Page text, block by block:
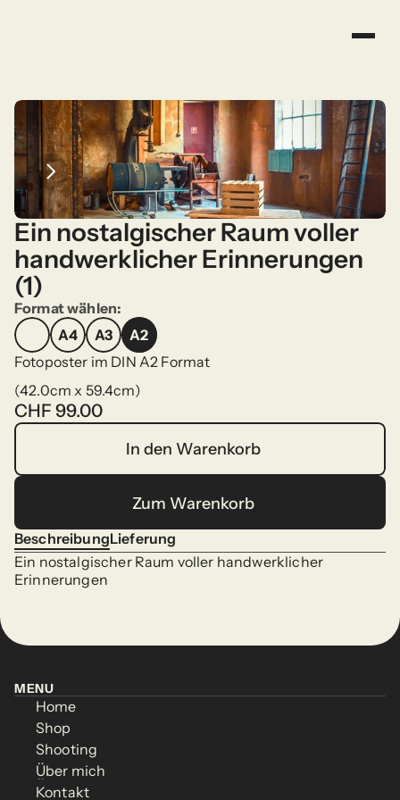
Ein nostalgischer Raum voller
handwerklicher Erinnerungen
(1)
Format wählen:
A4
A4
A3
A3
A2
A2
Fotoposter im DIN A2 Format
(42.0cm x 59.4cm)
CHF 99.00
In den Warenkorb
In den Warenkorb
Zum Warenkorb
Zum Warenkorb
Beschreibung
Beschreibung
Lieferung
Lieferung
Ein nostalgischer Raum voller handwerklicher
Erinnerungen
MENU
Home
Home
Shop
Shop
Shooting
Shooting
Über mich
MENU
Home
Home
Shop
Shop
Shooting
Shooting
Über mich
Über mich
Kontakt